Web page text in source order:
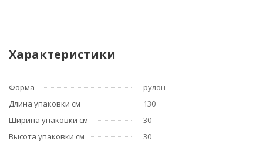
Характеристики
Форма
рулон
Длина упаковки см
130
Ширина упаковки см
30
Высота упаковки см
30